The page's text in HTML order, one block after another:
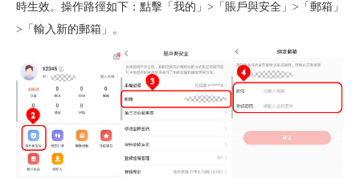
時生效。操作路徑如下：點擊「我的」>「賬戶與安全」>「郵箱」
>「輸入新的郵箱」。